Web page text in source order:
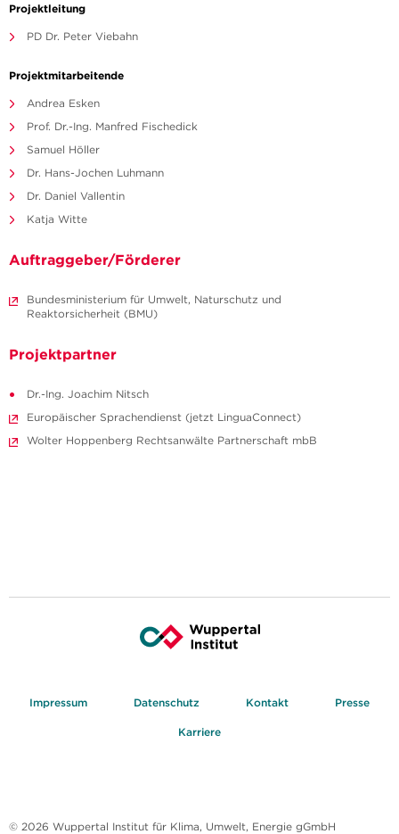
Projektleitung
PD Dr. Peter Viebahn
Projektmitarbeitende
Andrea Esken
Prof. Dr.-Ing. Manfred Fischedick
Samuel Höller
Dr. Hans-Jochen Luhmann
Dr. Daniel Vallentin
Katja Witte
Auftraggeber/Förderer
Bundesministerium für Umwelt, Naturschutz und
Reaktorsicherheit (BMU)
Projektpartner
Dr.-Ing. Joachim Nitsch
Europäischer Sprachendienst (jetzt LinguaConnect)
Wolter Hoppenberg Rechtsanwälte Partnerschaft mbB
Impressum Datenschutz Kontakt Presse
Karriere
© 2026 Wuppertal Institut für Klima, Umwelt, Energie gGmbH